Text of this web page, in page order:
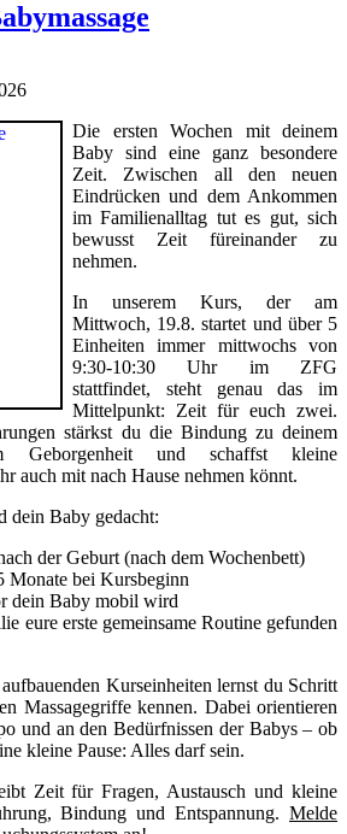
Die ersten Wochen mit deinem
Baby sind eine ganz besondere
Zeit. Zwischen all den neuen
Eindrücken und dem Ankommen
im Familienalltag tut es gut, sich
bewusst Zeit füreinander zu
nehmen.
In unserem Kurs, der am
Mittwoch, 19.8. startet und über 5
Einheiten immer mittwochs von
9:30-10:30 Uhr im ZFG
stattfindet, steht genau das im
Mittelpunkt: Zeit für euch zwei.
stärkst du die Bindung zu deinem
Geborgenheit und schaffst kleine
auch mit nach Hause nehmen könnt.
dein Baby gedacht:
der Geburt (nach dem Wochenbett)
Monate bei Kursbeginn
dein Baby mobil wird
eure erste gemeinsame Routine gefunden
Kurseinheiten lernst du Schritt
Massagegriffe kennen. Dabei orientieren
und an den Bedürfnissen der Babys – ob
kleine Pause: Alles darf sein.
Zeit für Fragen, Austausch und kleine
Bindung und Entspannung. Melde